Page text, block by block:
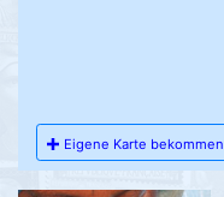
Eigene Karte bekommen